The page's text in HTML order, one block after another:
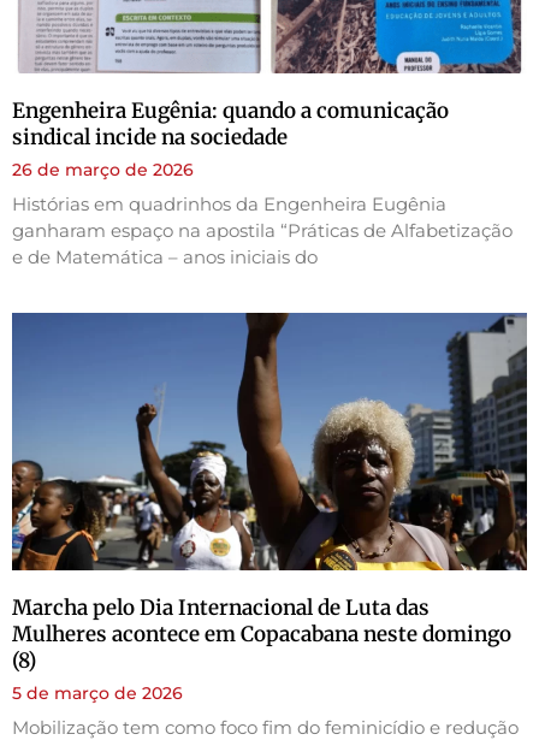
Engenheira Eugênia: quando a comunicação
sindical incide na sociedade
26 de março de 2026
Histórias em quadrinhos da Engenheira Eugênia
ganharam espaço na apostila “Práticas de Alfabetização
e de Matemática – anos iniciais do
Marcha pelo Dia Internacional de Luta das
Mulheres acontece em Copacabana neste domingo
(8)
5 de março de 2026
Mobilização tem como foco fim do feminicídio e redução